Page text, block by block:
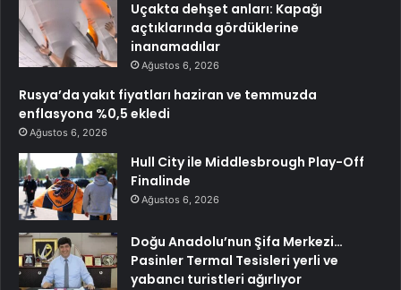
Uçakta dehşet anları: Kapağı
açtıklarında gördüklerine
inanamadılar
Ağustos 6, 2026
Rusya’da yakıt fiyatları haziran ve temmuzda
enflasyona %0,5 ekledi
Ağustos 6, 2026
Hull City ile Middlesbrough Play-Off
Finalinde
Ağustos 6, 2026
Doğu Anadolu’nun Şifa Merkezi…
Pasinler Termal Tesisleri yerli ve
yabancı turistleri ağırlıyor